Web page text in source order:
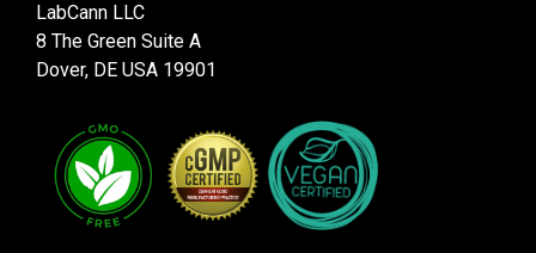
LabCann LLC
8 The Green Suite A
Dover, DE USA 19901